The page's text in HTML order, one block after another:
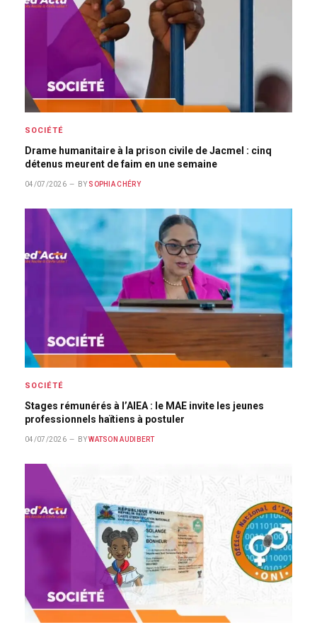
SOCIÉTÉ
Drame humanitaire à la prison civile de Jacmel : cinq
détenus meurent de faim en une semaine
04/07/2026 BY SOPHIA CHÉRY
SOCIÉTÉ
Stages rémunérés à l’AIEA : le MAE invite les jeunes
professionnels haïtiens à postuler
04/07/2026 BY WATSON AUDIBERT